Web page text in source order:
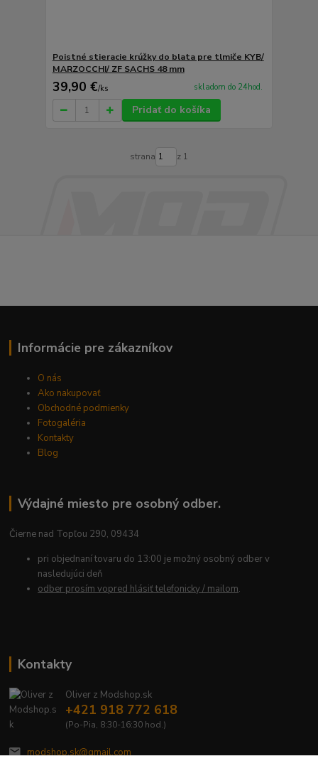
Poistné stieracie krúžky do blata pre tlmiče KYB/
MARZOCCHI/ ZF SACHS 48 mm
39,90 €/ks skladom do 24hod.
Pridať do košíka
strana z 1
Informácie pre zákazníkov
O nás
Ako nakupovať
Obchodné podmienky
Fotogaléria
Kontakty
Blog
Výdajné miesto pre osobný odber.
Čierne nad Topľou 290, 09434
pri objednaní tovaru do 13:00 je možný osobný odber v
nasledujúci deň
odber prosím vopred hlásiť telefonicky / mailom.
Kontakty
Oliver z Modshop.sk
+421 918 772 618
(Po-Pia, 8:30-16:30 hod.)
modshop.sk@gmail.com